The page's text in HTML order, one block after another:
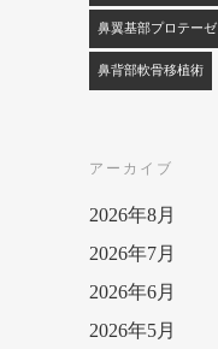
鼻翼基部プロテーゼ
鼻背部軟骨移植術
アーカイブ
2026年8月
2026年7月
2026年6月
2026年5月